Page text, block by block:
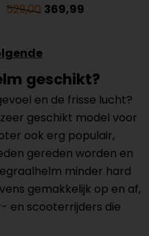
529,00 369,99
geschikt?
en de frisse lucht?
geschikt model voor
ook erg populair,
gereden worden en
minder hard
gemakkelijk op en af,
en scooterrijders die